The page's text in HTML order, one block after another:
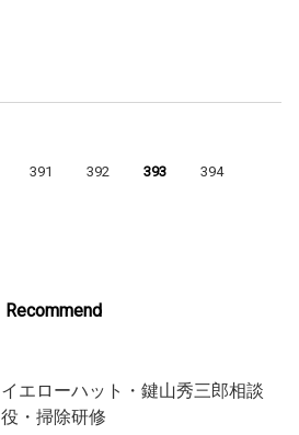
391 392 393 394
Recommend
イエローハット・鍵山秀三郎相談
役・掃除研修